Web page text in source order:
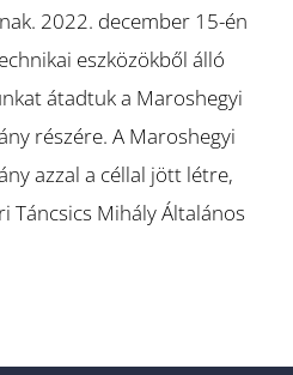
2022. december 15-én
eszközökből álló
átadtuk a Maroshegyi
részére. A Maroshegyi
azzal a céllal jött létre,
Táncsics Mihály Általános